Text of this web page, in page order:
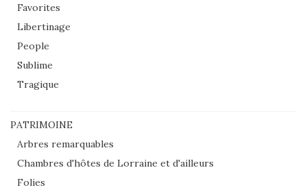
Favorites
Libertinage
People
Sublime
Tragique
PATRIMOINE
Arbres remarquables
Chambres d'hôtes de Lorraine et d'ailleurs
Folies